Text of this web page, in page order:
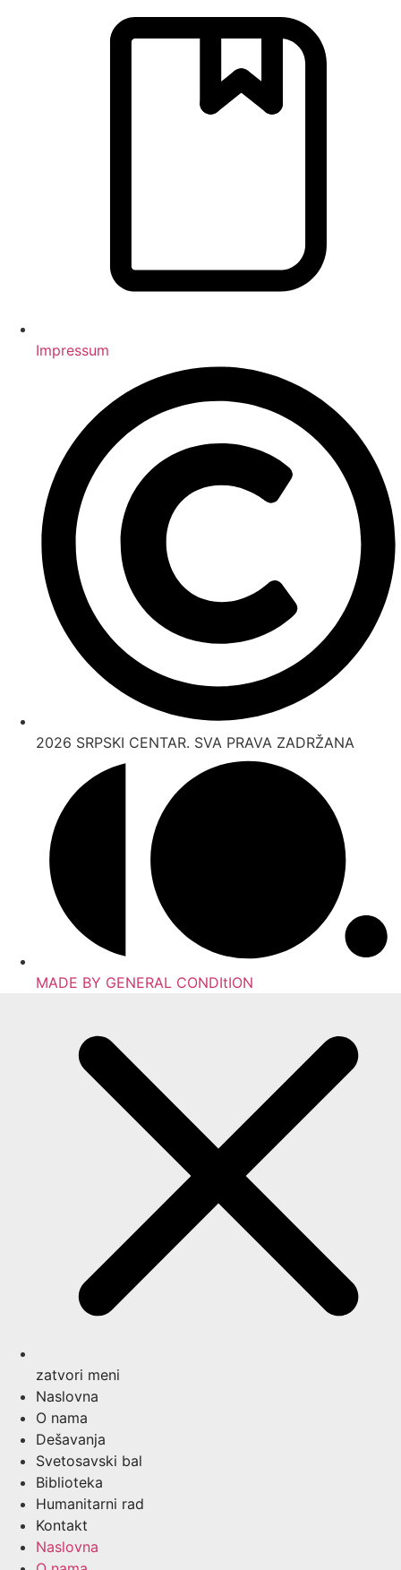
Impressum
2026 SRPSKI CENTAR. SVA PRAVA ZADRŽANA
MADE BY GENERAL CONDItION
zatvori meni
Naslovna
O nama
Dešavanja
Svetosavski bal
Biblioteka
Humanitarni rad
Kontakt
Naslovna